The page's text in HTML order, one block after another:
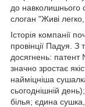
до навколишнього
слоган "Живі
Історія компанії
провінції Падуя. З
досягнень: патент
значно зростає
найміцніша
сьогоднішній
білья; єдина